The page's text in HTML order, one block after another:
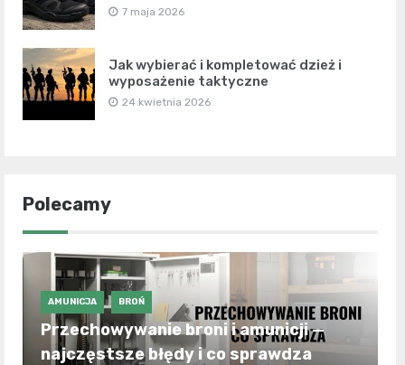
7 maja 2026
Jak wybierać i kompletować dzież i
wyposażenie taktyczne
24 kwietnia 2026
Polecamy
AMUNICJA BROŃ
Przechowywanie broni i amunicji —
najczęstsze błędy i co sprawdza